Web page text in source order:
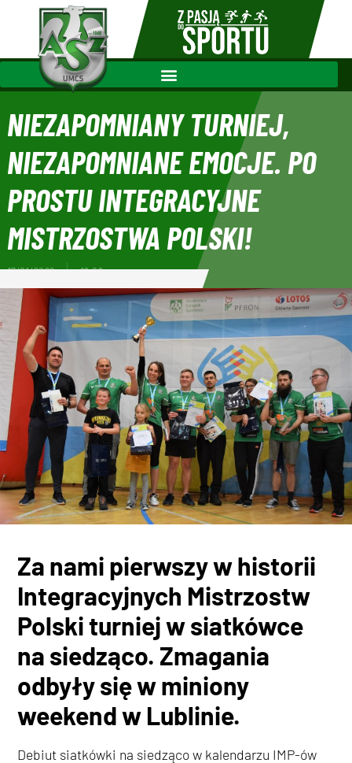
NIEZAPOMNIANY TURNIEJ,
NIEZAPOMNIANE EMOCJE. PO
PROSTU INTEGRACYJNE
MISTRZOSTWA POLSKI!
17/01/2022 19:09
Za nami pierwszy w historii
Integracyjnych Mistrzostw
Polski turniej w siatkówce
na siedząco. Zmagania
odbyły się w miniony
weekend w Lublinie.
Debiut siatkówki na siedząco w kalendarzu IMP-ów